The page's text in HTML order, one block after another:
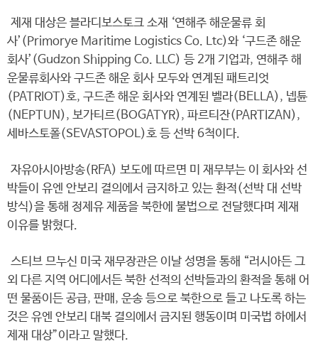
제재 대상은 블라디보스토크 소재 ‘연해주 해운물류 회
사’(Primorye Maritime Logistics Co. Ltc)와 ‘구드존 해운
회사’(Gudzon Shipping Co. LLC) 등 2개 기업과, 연해주 해
운물류회사와 구드존 해운 회사 모두와 연계된 패트리엇
(PATRIOT)호, 구드존 해운 회사와 연계된 벨라(BELLA), 넵튠
(NEPTUN), 보가티르(BOGATYR), 파르티잔(PARTIZAN),
세바스토폴(SEVASTOPOL)호 등 선박 6척이다.
자유아시아방송(RFA) 보도에 따르면 미 재무부는 이 회사와 선
박들이 유엔 안보리 결의에서 금지하고 있는 환적(선박 대 선박
방식)을 통해 정제유 제품을 북한에 불법으로 전달했다며 제재
이유를 밝혔다.
스티브 므누신 미국 재무장관은 이날 성명을 통해 “러시아든 그
외 다른 지역 어디에서든 북한 선적의 선박들과의 환적을 통해 어
떤 물품이든 공급, 판매, 운송 등으로 북한으로 들고 나도록 하는
것은 유엔 안보리 대북 결의에서 금지된 행동이며 미국법 하에서
제재 대상”이라고 말했다.